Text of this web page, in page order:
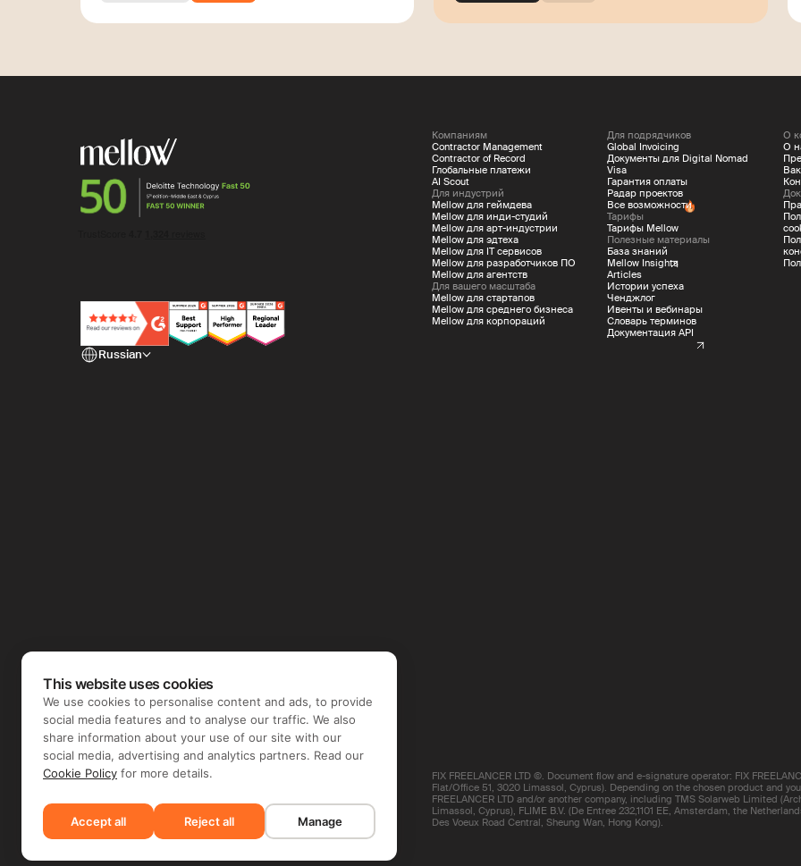
Russian
Компаниям
Contractor Management
Contractor of Record
Глобальные платежи
AI Scout
Для индустрий
Mellow для геймдева
Mellow для инди-студий
Mellow для арт-индустрии
Mellow для эдтеха
Mellow для IT сервисов
Mellow для разработчиков ПО
Mellow для агентств
Для вашего масштаба
Mellow для стартапов
Mellow для среднего бизнеса
Mellow для корпораций
Для подрядчиков
Global Invoicing
Документы для Digital Nomad
Visa
Гарантия оплаты
Радар проектов
Все возможности
Тарифы
Тарифы Mellow
Полезные материалы
База знаний
Mellow Insights
Articles
Истории успеха
Ченджлог
Ивенты и вебинары
Словарь терминов
Документация API
О
О
FIX FREELANCER LTD ©. Document flow and e-signature operator: FIX
Flat/Office 51, 3020 Limassol, Cyprus). Depending on the chosen product and
FREELANCER LTD and/or another company, including TMS Solarweb Limited
Limassol, Cyprus), FLIME B.V. (De Entree 232,1101 EE, Amsterdam, the
Des Voeux Road Central, Sheung Wan, Hong Kong).
This website uses cookies
We use cookies to personalise content and ads, to provide
social media features and to analyse our traffic. We also
share information about your use of our site with our
social media, advertising and analytics partners. Read our
Cookie Policy for more details.
Accept all Reject all Manage